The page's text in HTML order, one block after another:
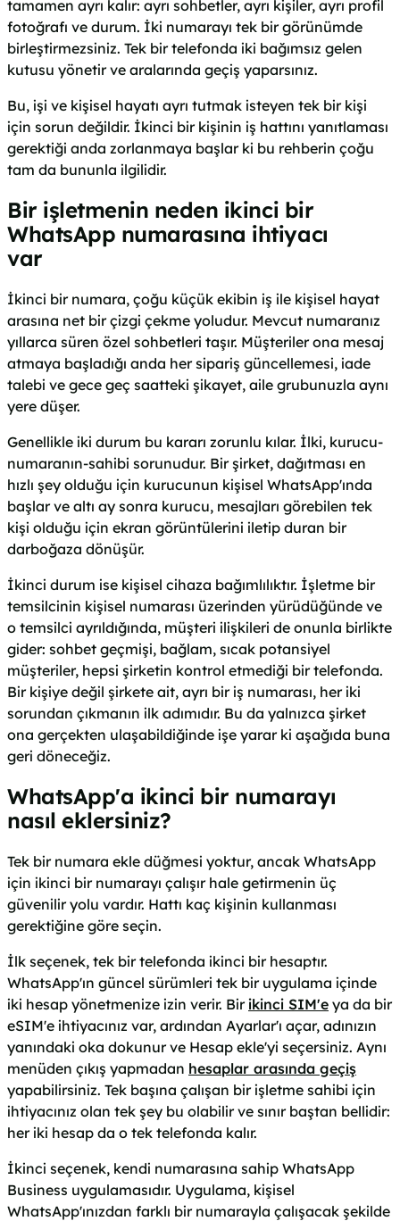
tamamen ayrı kalır: ayrı sohbetler, ayrı kişiler, ayrı profil
fotoğrafı ve durum. İki numarayı tek bir görünümde
birleştirmezsiniz. Tek bir telefonda iki bağımsız gelen
kutusu yönetir ve aralarında geçiş yaparsınız.
Bu, işi ve kişisel hayatı ayrı tutmak isteyen tek bir kişi
için sorun değildir. İkinci bir kişinin iş hattını yanıtlaması
gerektiği anda zorlanmaya başlar ki bu rehberin çoğu
tam da bununla ilgilidir.
Bir işletmenin neden ikinci bir
WhatsApp numarasına ihtiyacı
var
İkinci bir numara, çoğu küçük ekibin iş ile kişisel hayat
arasına net bir çizgi çekme yoludur. Mevcut numaranız
yıllarca süren özel sohbetleri taşır. Müşteriler ona mesaj
atmaya başladığı anda her sipariş güncellemesi, iade
talebi ve gece geç saatteki şikayet, aile grubunuzla aynı
yere düşer.
Genellikle iki durum bu kararı zorunlu kılar. İlki, kurucu-
numaranın-sahibi sorunudur. Bir şirket, dağıtması en
hızlı şey olduğu için kurucunun kişisel WhatsApp'ında
başlar ve altı ay sonra kurucu, mesajları görebilen tek
kişi olduğu için ekran görüntülerini iletip duran bir
darboğaza dönüşür.
İkinci durum ise kişisel cihaza bağımlılıktır. İşletme bir
temsilcinin kişisel numarası üzerinden yürüdüğünde ve
o temsilci ayrıldığında, müşteri ilişkileri de onunla birlikte
gider: sohbet geçmişi, bağlam, sıcak potansiyel
müşteriler, hepsi şirketin kontrol etmediği bir telefonda.
Bir kişiye değil şirkete ait, ayrı bir iş numarası, her iki
sorundan çıkmanın ilk adımıdır. Bu da yalnızca şirket
ona gerçekten ulaşabildiğinde işe yarar ki aşağıda buna
geri döneceğiz.
WhatsApp'a ikinci bir numarayı
nasıl eklersiniz?
Tek bir numara ekle düğmesi yoktur, ancak WhatsApp
için ikinci bir numarayı çalışır hale getirmenin üç
güvenilir yolu vardır. Hattı kaç kişinin kullanması
gerektiğine göre seçin.
İlk seçenek, tek bir telefonda ikinci bir hesaptır.
WhatsApp'ın güncel sürümleri tek bir uygulama içinde
iki hesap yönetmenize izin verir. Birikinci SIM'e ya da bir
eSIM'e ihtiyacınız var, ardından Ayarlar'ı açar, adınızın
yanındaki oka dokunur ve Hesap ekle'yi seçersiniz. Aynı
menüden çıkış yapmadan hesaplar arasında geçiş
yapabilirsiniz. Tek başına çalışan bir işletme sahibi için
ihtiyacınız olan tek şey bu olabilir ve sınır baştan bellidir:
her iki hesap da o tek telefonda kalır.
İkinci seçenek, kendi numarasına sahip WhatsApp
Business uygulamasıdır. Uygulama, kişisel
WhatsApp'ınızdan farklı bir numarayla çalışacak şekilde